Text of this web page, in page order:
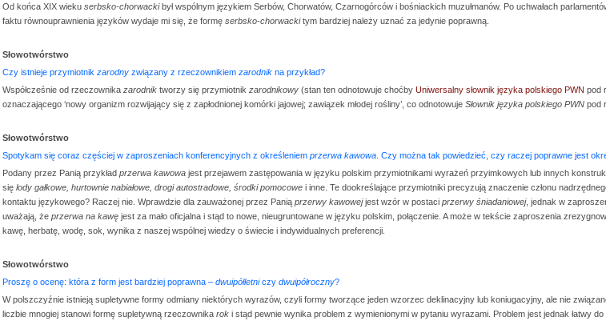
Od końca XIX wieku serbsko-chorwackibył wspólnym językiem Serbów, Chorwatów, Czarnogórców i bośniackich muzułmanów. Po uchwałach
faktu równouprawnienia języków wydaje mi się, że formę serbsko-chorwackitym bardziej należy uznać za jedynie poprawną.
Słowotwórstwo
Czy istnieje przymiotnik zarodny związany z rzeczownikiem zarodnik na przykład?
Współcześnie od rzeczownika zarodnik tworzy się przymiotnik zarodnikowy (stan ten odnotowuje choćby Uniwersalny słownik języka polskiego PWN pod
oznaczającego ‘nowy organizm rozwijający się z zapłodnionej komórki jajowej; zawiązek młodej rośliny’, co odnotowuje Słownik języka polskiego PWN pod
Słowotwórstwo
Spotykam się coraz częściej w zaproszeniach konferencyjnych z określeniem przerwa kawowa . Czy można tak powiedzieć, czy raczej poprawne jest
Podany przez Panią przykład przerwa kawowa jest przejawem zastępowania w języku polskim przymiotnikami wyrażeń przyimkowych lub innych
się lody gałkowe, hurtownie nabiałowe, drogi autostradowe, środki pomocowe i inne. Te dookreślające przymiotniki precyzują znaczenie członu
kontaktu językowego? Raczej nie. Wprawdzie dla zauważonej przez Panią przerwy kawowejjest wzór w postaci przerwy śniadaniowej, jednak w
uważają, że przerwa na kawę jest za mało oficjalna i stąd to nowe, nieugruntowane w języku polskim, połączenie. A może w tekście zaproszenia
kawę, herbatę, wodę, sok, wynika z naszej wspólnej wiedzy o świecie i indywidualnych preferencji.
Słowotwórstwo
Proszę o ocenę: która z form jest bardziej poprawna – dwuipółletniczy dwuipółroczny?
W polszczyźnie istnieją supletywne formy odmiany niektórych wyrazów, czyli formy tworzące jeden wzorzec deklinacyjny lub koniugacyjny, ale nie
liczbie mnogiej stanowi formę supletywną rzeczownika rok i stąd pewnie wynika problem z wymienionymi w pytaniu wyrazami. Problem jest jednak